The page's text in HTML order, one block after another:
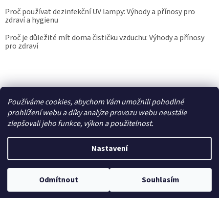
Používáme cookies, abychom Vám umožnili pohodlné
prohlížení webu a díky analýze provozu webu neustále
zlepšovali jeho funkce, výkon a použitelnost.
Nastavení
Odmítnout Souhlasím
Proč používat dezinfekční UV lampy: Výhody a přínosy pro
zdraví a hygienu
Proč je důležité mít doma čističku vzduchu: Výhody a přínosy
pro zdraví
Copyright 2026Epřístroje.cz. Všechna práva vyhrazena.Upravit